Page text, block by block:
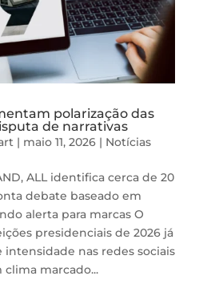
polarização das
de narrativas
| maio 11, 2026| Notícias
ALL identifica cerca de 20
debate baseado em
alerta para marcas O
presidenciais de 2026 já
nas redes sociais
clima marcado...